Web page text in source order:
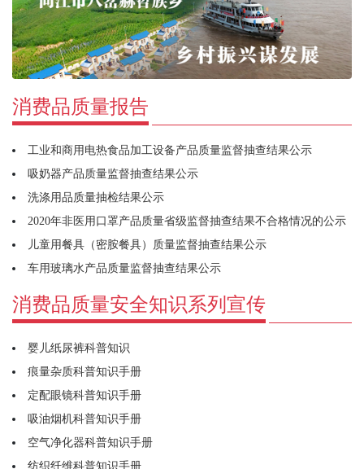
消费品质量报告
工业和商用电热食品加工设备产品质量监督抽查结果公示
吸奶器产品质量监督抽查结果公示
洗涤用品质量抽检结果公示
2020年非医用口罩产品质量省级监督抽查结果不合格情况的公示
儿童用餐具（密胺餐具）质量监督抽查结果公示
车用玻璃水产品质量监督抽查结果公示
消费品质量安全知识系列宣传
婴儿纸尿裤科普知识
痕量杂质科普知识手册
定配眼镜科普知识手册
吸油烟机科普知识手册
空气净化器科普知识手册
纺织纤维科普知识手册